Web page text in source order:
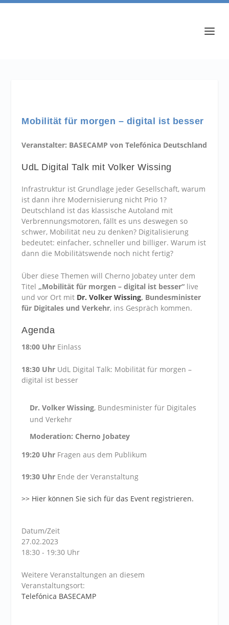
Mobilität für morgen – digital ist besser
Veranstalter: BASECAMP von Telefónica Deutschland
UdL Digital Talk mit Volker Wissing
Infrastruktur ist Grundlage jeder Gesellschaft, warum
ist dann ihre Modernisierung nicht Prio 1?
Deutschland ist das klassische Autoland mit
Verbrennungsmotoren, fällt es uns deswegen so
schwer, Mobilität neu zu denken? Digitalisierung
bedeutet: einfacher, schneller und billiger. Warum ist
dann die Mobilitätswende noch nicht fertig?
Über diese Themen will Cherno Jobatey unter dem
Titel „Mobilität für morgen – digital ist besser“ live
und vor Ort mit Dr. Volker Wissing, Bundesminister
für Digitales und Verkehr, ins Gespräch kommen.
Agenda
18:00 Uhr Einlass
18:30 Uhr UdL Digital Talk: Mobilität für morgen –
digital ist besser
Dr. Volker Wissing, Bundesminister für Digitales
und Verkehr
Moderation: Cherno Jobatey
19:20 Uhr Fragen aus dem Publikum
19:30 Uhr Ende der Veranstaltung
>> Hier können Sie sich für das Event registrieren.
Datum/Zeit
27.02.2023
18:30 - 19:30 Uhr
Weitere Veranstaltungen an diesem
Veranstaltungsort:
Telefónica BASECAMP